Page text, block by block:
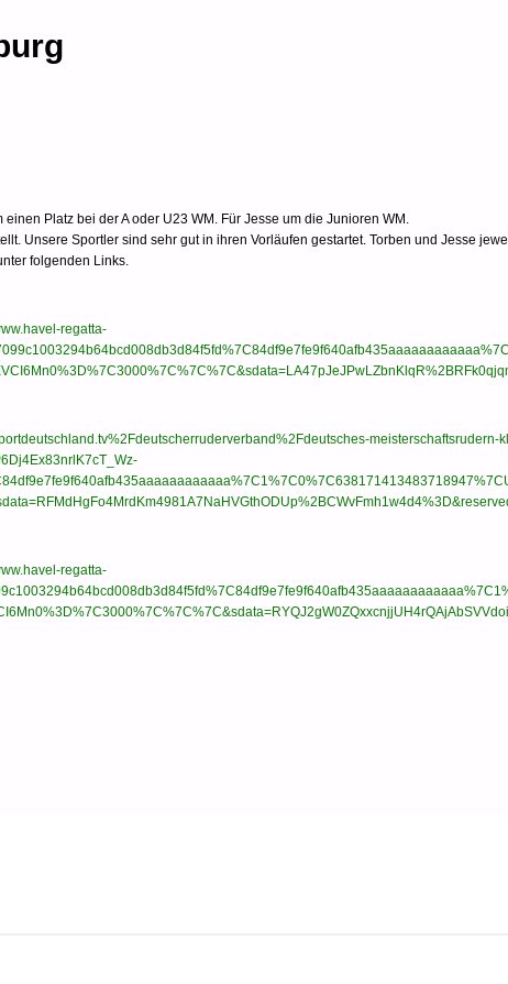
Platz bei der A oder U23 WM. Für Jesse um die Junioren WM.
Unsere Sportler sind sehr gut in ihren Vorläufen gestartet. Torben und Jesse
folgenden Links.
regatta-
meisterschaftsrudern-
regatta-